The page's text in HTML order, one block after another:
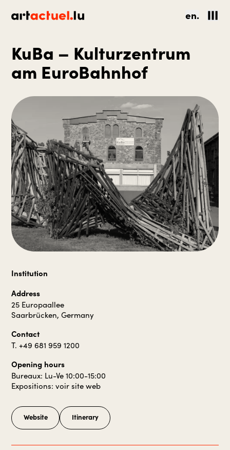
en.
KuBa – Kulturzentrum
am EuroBahnhof
Institution
Address
25 Europaallee
Saarbrücken, Germany
Contact
T. +49 681 959 1200
Opening hours
Bureaux: Lu-Ve 10:00-15:00
Expositions: voir site web
Website Itinerary